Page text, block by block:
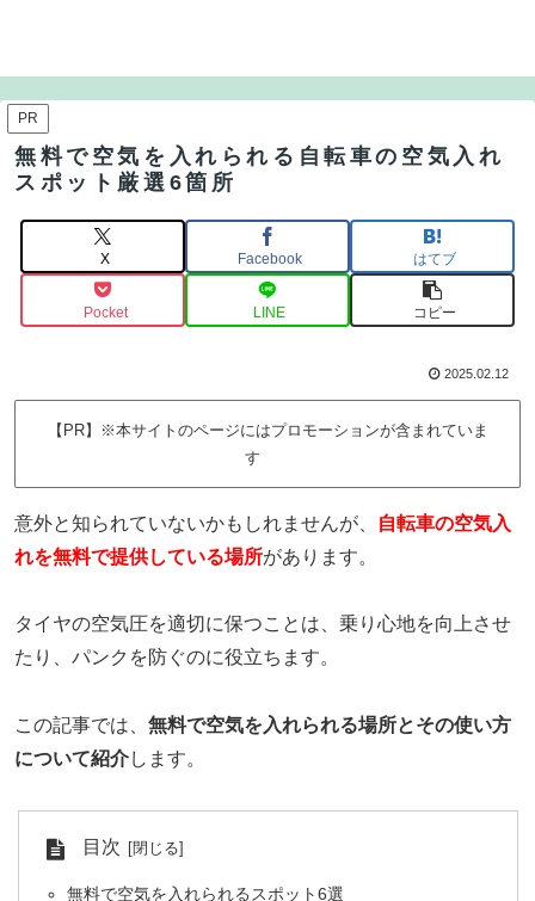
PR
無料で空気を入れられる自転車の空気入れ
スポット厳選6箇所
X Facebook はてブ
Pocket LINE コピー
2025.02.12
【PR】※本サイトのページにはプロモーションが含まれていま
す
意外と知られていないかもしれませんが、
自転車の空気入
れを無料で提供している場所があります。
タイヤの空気圧を適切に保つことは、乗り心地を向上させ
たり、パンクを防ぐのに役立ちます。
この記事では、 無料で空気を入れられる場所とその使い方
について紹介します。
目次
無料で空気を入れられるスポット6選